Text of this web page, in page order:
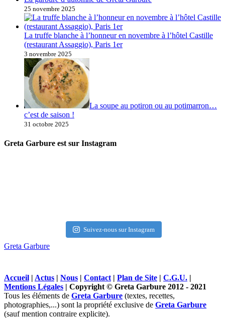
25 novembre 2025
La truffe blanche à l’honneur en novembre à l’hôtel Castille
(restaurant Assaggio), Paris 1er
3 novembre 2025
La soupe au potiron ou au potimarron…
c’est de saison !
31 octobre 2025
Greta Garbure est sur Instagram
Suivez-nous sur Instagram
Greta Garbure
Accueil | Actus | Nous | Contact | Plan de Site | C.G.U. |
Mentions Légales | Copyright © Greta Garbure 2012 - 2021
Tous les éléments de Greta Garbure (textes, recettes,
photographies,...) sont la propriété exclusive de Greta Garbure
(sauf mention contraire explicite).